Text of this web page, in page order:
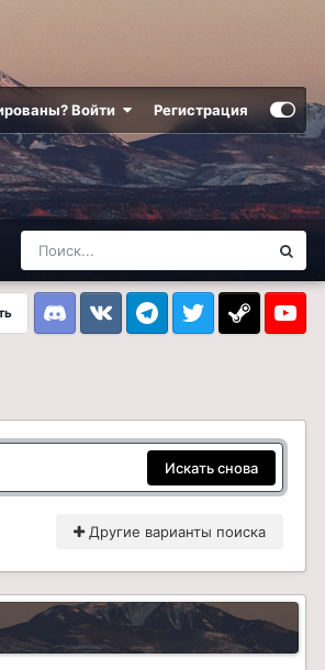
Войти Регистрация
DiscordVK TelegramTwitter Steam
Искать снова
Другие варианты поиска